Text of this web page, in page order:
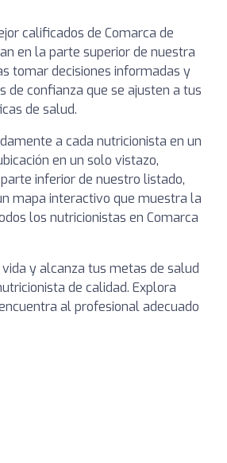
calificados de Comarca de
en la parte superior de nuestra
tomar decisiones informadas y
de confianza que se ajusten a tus
de salud.
a cada nutricionista en un
en un solo vistazo,
inferior de nuestro listado,
mapa interactivo que muestra la
los nutricionistas en Comarca
y alcanza tus metas de salud
de calidad. Explora
al profesional adecuado